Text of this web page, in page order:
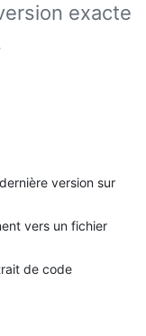
exacte
version sur
vers un fichier
de code